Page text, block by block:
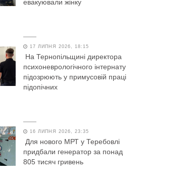
евакуювали жінку
17 ЛИПНЯ 2026, 18:15
На Тернопільщині директора
психоневрологічного інтернату
підозрюють у примусовій праці
підопічних
16 ЛИПНЯ 2026, 23:35
Для нового МРТ у Теребовлі
придбали генератор за понад
805 тисяч гривень